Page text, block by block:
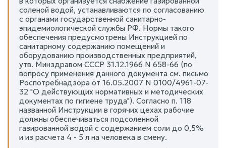
соленой водой, устанавливаются по согласованию
с органами государственной санитарно-
эпидемиологической службы РФ. Нормы такого
обеспечения предусмотрены Инструкцией по
санитарному содержанию помещений и
оборудованию производственных предприятий,
утв. Минздравом СССР 31.12.1966 N 658-66 (по
вопросу применения данного документа см. письмо
Роспотребнадзора от 16.05.2007 N 0100/4961-07-
32 "О действующих нормативных и методических
документах по гигиене труда"). Согласно п. 118
названной Инструкции в горячих цехах рабочие
должны обеспечиваться подсоленной
газированной водой с содержанием соли до 0,5%
и из расчета 4 - 5 л на человека в смену.